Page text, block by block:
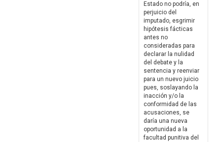
Estado no podría, en
perjuicio del
imputado, esgrimir
hipótesis fácticas
antes no
consideradas para
declarar la nulidad
del debate y la
sentencia y reenviar
para un nuevo juicio
pues, soslayando la
inacción y/o la
conformidad de las
acusaciones, se
daría una nueva
oportunidad a la
facultad punitiva del